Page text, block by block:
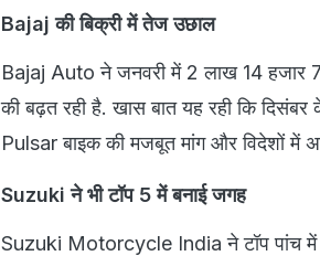
Bajaj की बिक्री में तेज उछाल
Bajaj Auto ने जनवरी में 2 लाख 14 हजार
की बढ़त रही है. खास बात यह रही कि
Pulsar बाइक की मजबूत मांग और विदेशों में
Suzuki ने भी टॉप 5 में बनाई जगह
Suzuki Motorcycle India ने टॉप पांच में